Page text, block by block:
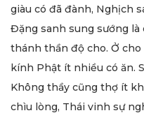
giàu có đã đành, Nghịch
Đặng sanh sung sướng là
thánh thần độ cho. Ở
kính Phật ít nhiều có ăn.
Không thầy cũng thợ ít
chìu lòng, Thái vinh sự